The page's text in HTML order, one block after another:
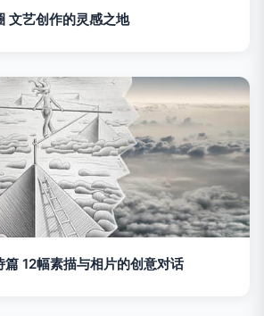
文艺创作的灵感之地
12幅素描与相片的创意对话